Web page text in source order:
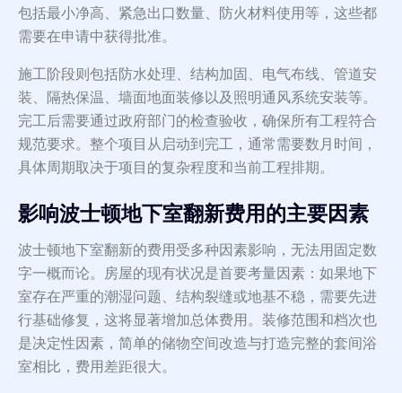
包括最小净高、紧急出口数量、防火材料使用等，这些都
需要在申请中获得批准。
施工阶段则包括防水处理、结构加固、电气布线、管道安
装、隔热保温、墙面地面装修以及照明通风系统安装等。
完工后需要通过政府部门的检查验收，确保所有工程符合
规范要求。整个项目从启动到完工，通常需要数月时间，
具体周期取决于项目的复杂程度和当前工程排期。
影响波士顿地下室翻新费用的主要因素
波士顿地下室翻新的费用受多种因素影响，无法用固定数
字一概而论。房屋的现有状况是首要考量因素：如果地下
室存在严重的潮湿问题、结构裂缝或地基不稳，需要先进
行基础修复，这将显著增加总体费用。装修范围和档次也
是决定性因素，简单的储物空间改造与打造完整的套间浴
室相比，费用差距很大。